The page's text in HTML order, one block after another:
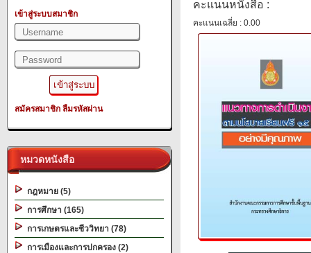
เข้าสู่ระบบสมาชิก
สมัครสมาชิก ลืมรหัสผ่าน
หมวดหนังสือ
กฎหมาย (5)
การศึกษา (165)
การเกษตรและชีววิทยา (78)
การเมืองและการปกครอง (2)
คะแนนหนังสือ :
คะแนนเฉลี่ย : 0.00